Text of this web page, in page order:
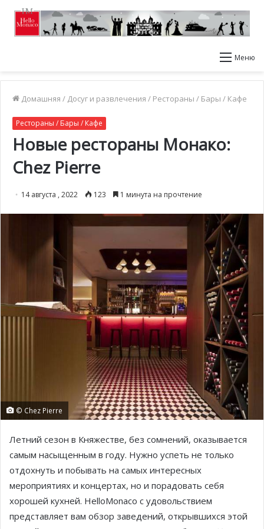
Меню
Домашняя / Досуг и развлечения / Рестораны / Бары / Кафе
Рестораны / Бары / Кафе
Новые рестораны Монако:
Chez Pierre
14 августа , 2022 123 1 минута на прочтение
© Chez Pierre
Летний сезон в Княжестве, без сомнений, оказывается
самым насыщенным в году. Нужно успеть не только
отдохнуть и побывать на самых интересных
мероприятиях и концертах, но и порадовать себя
хорошей кухней. HelloMonaco с удовольствием
представляет вам обзор заведений, открывшихся этой